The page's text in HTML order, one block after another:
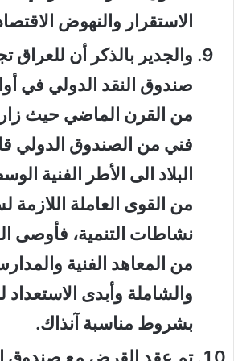
الاستقرار والنهوض
والجدير بالذكر أن للعراق
صندوق النقد الدولي في
من القرن الماضي حيث
فني من الصندوق الدولي
البلاد الى الأطر الفنية
من القوى العاملة اللازمة
نشاطات التنمية، فأوصى
من المعاهد الفنية
والشاملة وأبدى
بشروط مناسبة آنذاك.